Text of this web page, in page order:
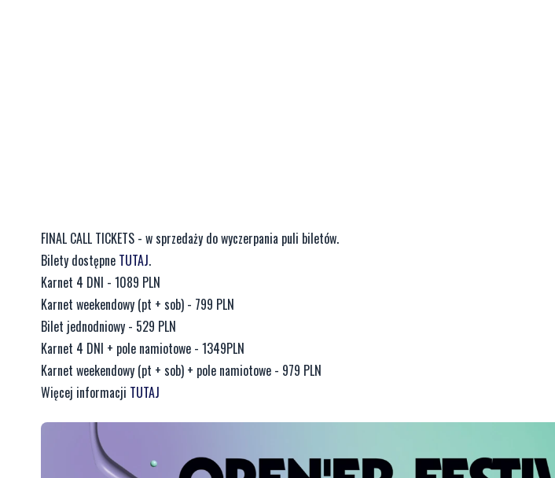
FINAL CALL TICKETS - w sprzedaży do wyczerpania puli biletów.
Bilety dostępne TUTAJ.
Karnet 4 DNI - 1089 PLN
Karnet weekendowy (pt + sob) - 799 PLN
Bilet jednodniowy - 529 PLN
Karnet 4 DNI + pole namiotowe - 1349PLN
Karnet weekendowy (pt + sob) + pole namiotowe - 979 PLN
Więcej informacji TUTAJ